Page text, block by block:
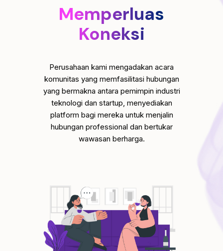
Memperluas
Koneksi
Perusahaan kami mengadakan acara
komunitas yang memfasilitasi hubungan
yang bermakna antara pemimpin industri
teknologi dan startup, menyediakan
platform bagi mereka untuk menjalin
hubungan professional dan bertukar
wawasan berharga.